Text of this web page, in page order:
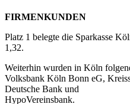
FIRMENKUNDEN
Platz 1 belegte die Sparkasse
1,32.
Weiterhin wurden in Köln
Volksbank Köln Bonn eG,
Deutsche Bank und
HypoVereinsbank.